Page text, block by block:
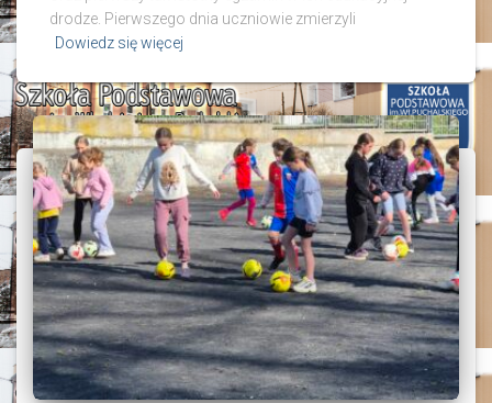
drodze. Pierwszego dnia uczniowie zmierzyli
Dowiedz się więcej